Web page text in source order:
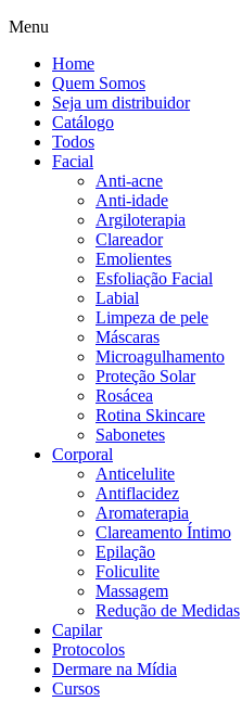
Menu
Home
Quem Somos
Seja um distribuidor
Catálogo
Todos
Facial
Anti-acne
Anti-idade
Argiloterapia
Clareador
Emolientes
Esfoliação Facial
Labial
Limpeza de pele
Máscaras
Microagulhamento
Proteção Solar
Rosácea
Rotina Skincare
Sabonetes
Corporal
Anticelulite
Antiflacidez
Aromaterapia
Clareamento Íntimo
Epilação
Foliculite
Massagem
Redução de Medidas
Capilar
Protocolos
Dermare na Mídia
Cursos